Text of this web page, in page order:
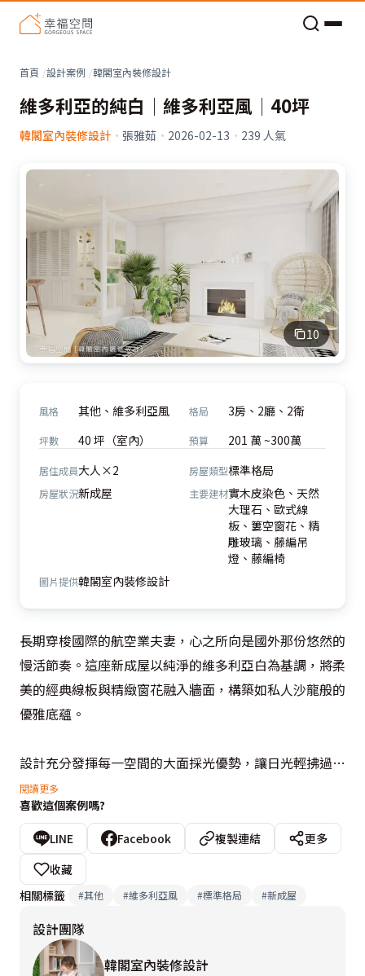
首頁 設計案例 韓閣室內裝修設計
維多利亞的純白│維多利亞風│40坪
韓閣室內裝修設計 · 張雅茹 · 2026-02-13 · 239 人氣
10
風格 其他、維多利亞風 格局 3房、2廳、2衛
坪數 40 坪（室內） 預算 201 萬 ~300萬
居住成員大人×2 房屋類型標準格局
房屋狀況新成屋 主要建材實木皮染色、天然
大理石、歐式線
板、簍空窗花、精
雕玻璃、藤編吊
燈、藤編椅
圖片提供韓閣室內裝修設計
長期穿梭國際的航空業夫妻，心之所向是國外那份悠然的
慢活節奏。這座新成屋以純淨的維多利亞白為基調，將柔
美的經典線板與精緻窗花融入牆面，構築如私人沙龍般的
優雅底蘊。
設計充分發揮每一空間的大面採光優勢，讓日光輕拂過翠
綠植栽，為純白居所注入躍動的生命力。流暢的動線規
劃，使光影與綠意在線條間自由穿梭，讓屋主結束航程歸
家後，彷彿步入一座充滿異國風情的溫室莊園。這不僅是
休憩的空間，更是洗滌繁雜、重拾生活詩意的浪漫國度。
閱讀更多
喜歡這個案例嗎?
LINE Facebook 複製連結
更多
收藏
相關標籤
#其他 #維多利亞風 #標準格局 #新成屋
設計團隊
韓閣室內裝修設計